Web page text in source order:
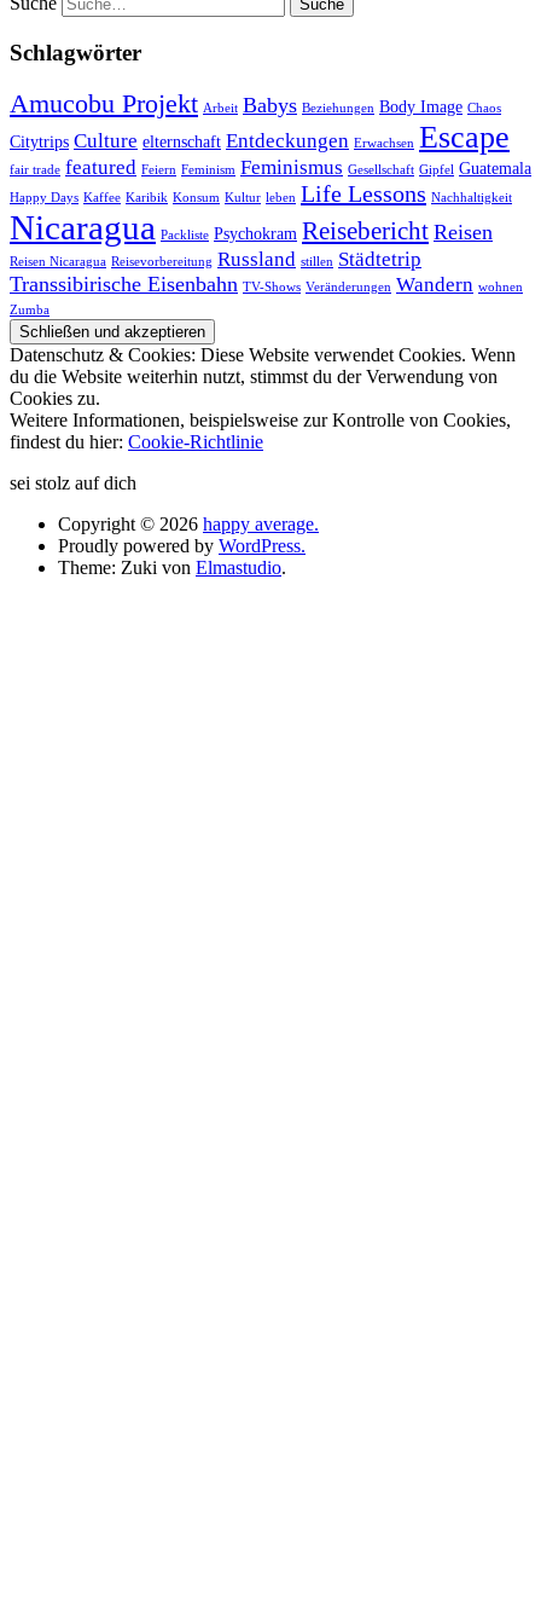
Schlagwörter
Amucobu Projekt Arbeit Babys Beziehungen Body Image Chaos
Citytrips Culture elternschaft Entdeckungen Erwachsen Escape
fair trade featured Feiern Feminism Feminismus Gesellschaft Gipfel Guatemala
Happy Days Kaffee Karibik Konsum Kultur leben Life Lessons Nachhaltigkeit
Nicaragua Packliste Psychokram Reisebericht Reisen
Reisen Nicaragua Reisevorbereitung Russland stillen Städtetrip
Transsibirische Eisenbahn TV-Shows Veränderungen Wandern wohnen
Zumba
Datenschutz & Cookies: Diese Website verwendet Cookies. Wenn
du die Website weiterhin nutzt, stimmst du der Verwendung von
Cookies zu.
Weitere Informationen, beispielsweise zur Kontrolle von Cookies,
findest du hier: Cookie-Richtlinie
sei stolz auf dich
Copyright © 2026 happy average.
Proudly powered by WordPress.
Theme: Zuki von Elmastudio.